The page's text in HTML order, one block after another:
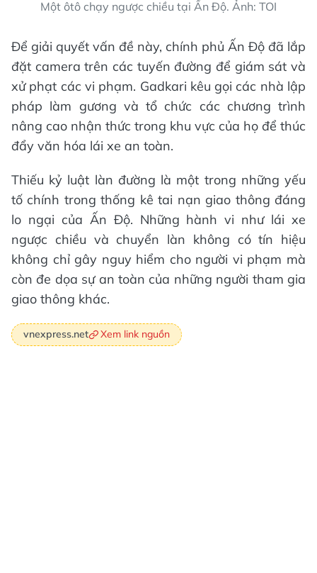
Một ôtô chạy ngược chiều tại Ấn Độ. Ảnh: TOI
Để giải quyết vấn đề này, chính phủ Ấn Độ đã lắp
đặt camera trên các tuyến đường để giám sát và
xử phạt các vi phạm. Gadkari kêu gọi các nhà lập
pháp làm gương và tổ chức các chương trình
nâng cao nhận thức trong khu vực của họ để thúc
đẩy văn hóa lái xe an toàn.
Thiếu kỷ luật làn đường là một trong những yếu
tố chính trong thống kê tai nạn giao thông đáng
lo ngại của Ấn Độ. Những hành vi như lái xe
ngược chiều và chuyển làn không có tín hiệu
không chỉ gây nguy hiểm cho người vi phạm mà
còn đe dọa sự an toàn của những người tham gia
giao thông khác.
vnexpress.net Xem link nguồn